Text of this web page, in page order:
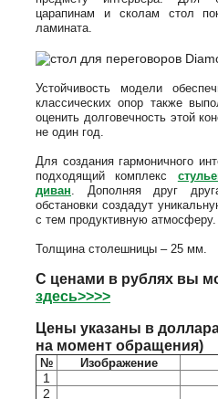
царапинам и сколам стол
ламината.
Устойчивость модели
классических опор также
оценить долговечность этой
не один год.
Для создания гармоничного
подходящий комплекс
диван . Дополняя друг
обстановки создадут
с тем продуктивную атмосферу.
Толщина столешницы – 25 мм.
С ценами в рублях вы
здесь>>>>
Цены указаны в
на момент обращения)
№ Изображение
1
2